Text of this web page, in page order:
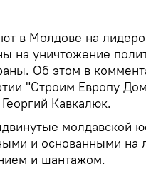
в Молдове на
на уничтожение
Об этом в
"Строим Европу
Кавкалюк.
молдавской
и основанными на
и шантажом.